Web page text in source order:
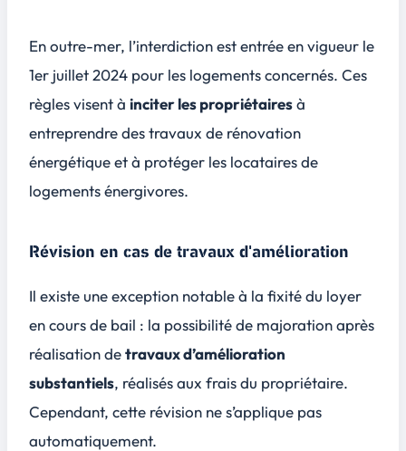
En outre-mer, l’interdiction est entrée en vigueur le
1er juillet 2024 pour les logements concernés. Ces
règles visent à inciter les propriétairesà
entreprendre des travaux de rénovation
énergétique et à protéger les locatairesde
logements énergivores.
Révision en cas de travaux d'amélioration
Il existe une exception notable à la fixité du loyer
en cours de bail : la possibilité de majoration après
réalisation detravaux d’amélioration
substantiels, réalisés aux frais du propriétaire.
Cependant, cette révision ne s’applique pas
automatiquement.